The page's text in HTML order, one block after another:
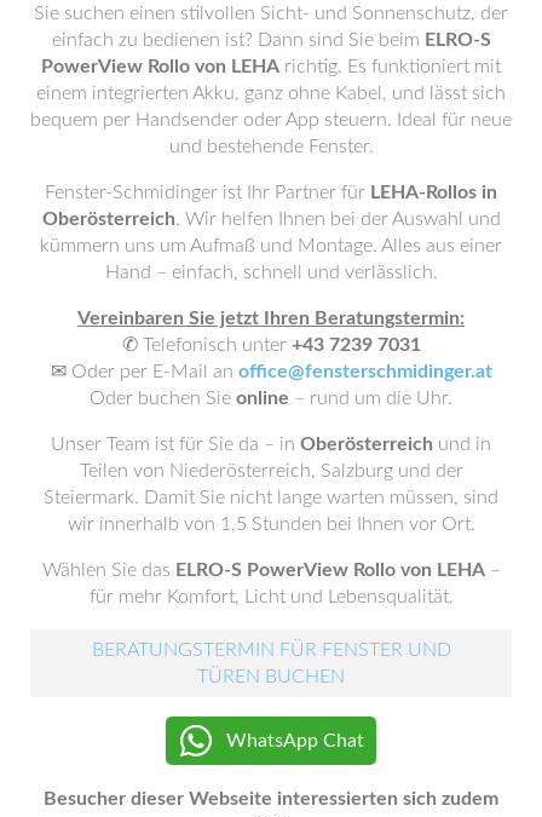
Sie suchen einen stilvollen Sicht- und Sonnenschutz, der
einfach zu bedienen ist? Dann sind Sie beim ELRO-S
PowerView Rollo von LEHA richtig. Es funktioniert mit
einem integrierten Akku, ganz ohne Kabel, und lässt sich
bequem per Handsender oder App steuern. Ideal für neue
und bestehende Fenster.
Fenster-Schmidinger ist Ihr Partner für LEHA-Rollos in
Oberösterreich. Wir helfen Ihnen bei der Auswahl und
kümmern uns um Aufmaß und Montage. Alles aus einer
Hand – einfach, schnell und verlässlich.
Vereinbaren Sie jetzt Ihren Beratungstermin:
✆ Telefonisch unter +43 7239 7031
✉ Oder per E-Mail an office@fensterschmidinger.at
Oder buchen Sie online – rund um die Uhr.
Unser Team ist für Sie da – in Oberösterreich und in
Teilen von Niederösterreich, Salzburg und der
Steiermark. Damit Sie nicht lange warten müssen, sind
wir innerhalb von 1,5 Stunden bei Ihnen vor Ort.
Wählen Sie das ELRO-S PowerView Rollo von LEHA–
für mehr Komfort, Licht und Lebensqualität.
BERATUNGSTERMIN FÜR FENSTER UND
TÜREN BUCHEN
WhatsApp Chat
Besucher dieser Webseite interessierten sich zudem